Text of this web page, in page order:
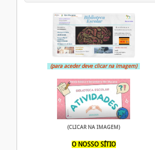
(para aceder deve clicar na imagem)
(CLICAR NA IMAGEM)
O NOSSO SÍTIO